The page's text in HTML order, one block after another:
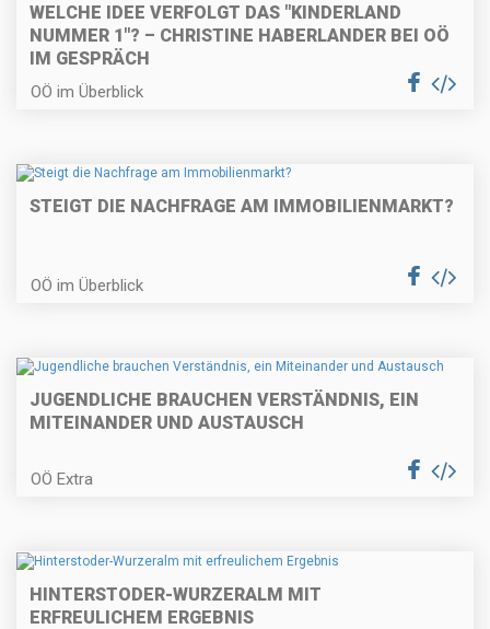
WELCHE IDEE VERFOLGT DAS "KINDERLAND
NUMMER 1"? – CHRISTINE HABERLANDER BEI OÖ
IM GESPRÄCH
OÖ im Überblick
STEIGT DIE NACHFRAGE AM IMMOBILIENMARKT?
OÖ im Überblick
JUGENDLICHE BRAUCHEN VERSTÄNDNIS, EIN
MITEINANDER UND AUSTAUSCH
OÖ Extra
HINTERSTODER-WURZERALM MIT
ERFREULICHEM ERGEBNIS